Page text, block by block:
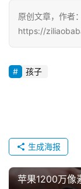
原创文章，作者
https://
孩子
生成海报
苹果1200万像